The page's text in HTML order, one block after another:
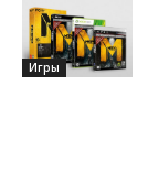
Игры